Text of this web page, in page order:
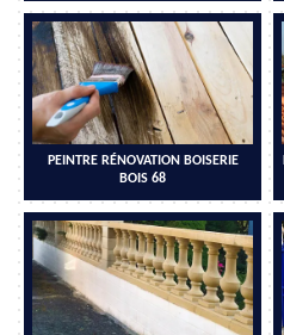
PEINTRE RÉNOVATION BOISERIE
BOIS 68